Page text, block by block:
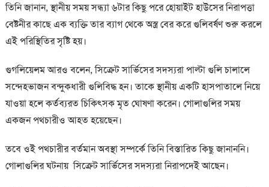
তিনি জানান, স্থানীয় সময় সন্ধ্যা ৬টার কিছু পরে হোয়াইট হাউসের নিরাপত্তা
বেষ্টনীর কাছে এক ব্যক্তি তার ব্যাগ থেকে অস্ত্র বের করে গুলিবর্ষণ শুরু করলে
এই পরিস্থিতির সৃষ্টি হয়।
গুগলিয়েলম আরও বলেন, সিক্রেট সার্ভিসের সদস্যরা পাল্টা গুলি চালালে
সন্দেহভাজন বন্দুকধারী গুলিবিদ্ধ হন। তাকে স্থানীয় একটি হাসপাতালে নিয়ে
যাওয়া হলে কর্তব্যরত চিকিৎসক মৃত ঘোষণা করেন। গোলাগুলির সময়
একজন পথচারীও আহত হয়েছেন।
তবে ওই পথচারীর বর্তমান অবস্থা সম্পর্কে তিনি বিস্তারিত কিছু জানাননি।
গোলাগুলির ঘটনায় সিক্রেট সার্ভিসের সদস্যরা নিরাপদেই আছেন।